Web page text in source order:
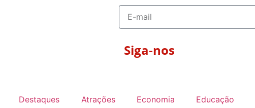
Siga-nos
Destaques Atrações Economia Educação